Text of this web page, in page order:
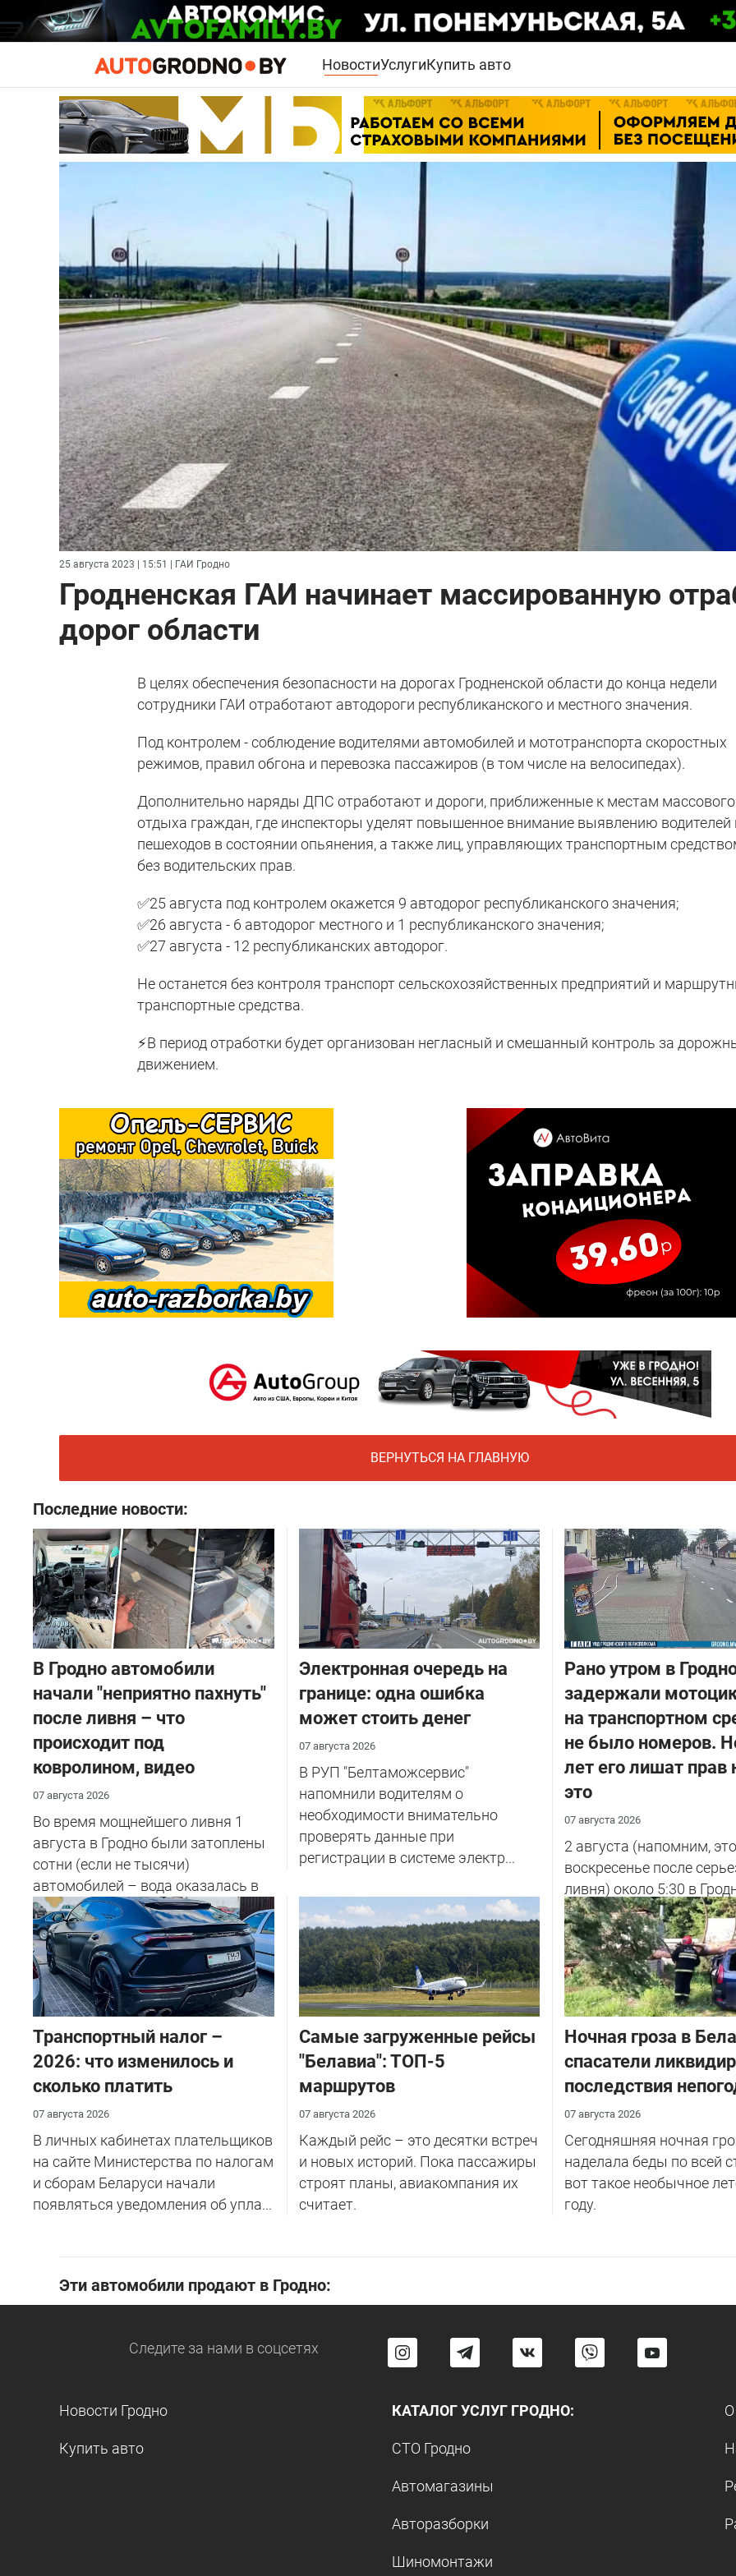
НовостиУслугиКупить авто
25 августа 2023 | 15:51 | ГАИ Гродно
Гродненская ГАИ начинает массированную
дорог области
В целях обеспечения безопасности на дорогах Гродненской области до конца недели
сотрудники ГАИ отработают автодороги республиканского и местного значения.
Под контролем - соблюдение водителями автомобилей и мототранспорта скоростных
режимов, правил обгона и перевозка пассажиров (в том числе на велосипедах).
Дополнительно наряды ДПС отработают и дороги, приближенные к местам массового
отдыха граждан, где инспекторы уделят повышенное внимание выявлению водителей
пешеходов в состоянии опьянения, а также лиц, управляющих транспортным
без водительских прав.
✅25 августа под контролем окажется 9 автодорог республиканского значения;
✅26 августа - 6 автодорог местного и 1 республиканского значения;
✅27 августа - 12 республиканских автодорог.
Не останется без контроля транспорт сельскохозяйственных предприятий и
транспортные средства.
⚡В период отработки будет организован негласный и смешанный контроль за
движением.
ВЕРНУТЬСЯ НА ГЛАВНУЮ
Последние новости:
В Гродно автомобили
начали "неприятно пахнуть"
после ливня – что
происходит под
ковролином, видео
07 августа 2026
Во время мощнейшего ливня 1
августа в Гродно были затоплены
сотни (если не тысячи)
автомобилей – вода оказалась в
салоне...
Электронная очередь на
границе: одна ошибка
может стоить денег
07 августа 2026
В РУП "Белтаможсервис"
напомнили водителям о
необходимости внимательно
проверять данные при
регистрации в системе электр...
Рано утром в
задержали
на транспортном
не было номеров.
лет его лишат прав
это
07 августа 2026
2 августа (напомним,
воскресенье после
ливня) около 5:30 в
улице Советских
у...
Транспортный налог –
2026: что изменилось и
сколько платить
07 августа 2026
В личных кабинетах плательщиков
на сайте Министерства по налогам
и сборам Беларуси начали
появляться уведомления об упла...
Самые загруженные рейсы
"Белавиа": ТОП-5
маршрутов
07 августа 2026
Каждый рейс – это десятки встреч
и новых историй. Пока пассажиры
строят планы, авиакомпания их
считает.
Ночная гроза в
спасатели
последствия
07 августа 2026
Сегодняшняя ночная
наделала беды по всей
вот такое необычное
году.
Эти автомобили продают в Гродно:
Следите за нами в соцсетях
Новости Гродно
Купить авто
КАТАЛОГ УСЛУГ ГРОДНО:
СТО Гродно
Автомагазины
Авторазборки
Шиномонтажи